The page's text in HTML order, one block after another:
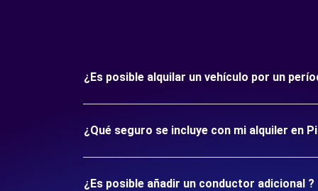
¿Es posible alquilar un vehículo por un
¿Qué seguro se incluye con mi alquiler en
¿Es posible añadir un conductor adicional ?